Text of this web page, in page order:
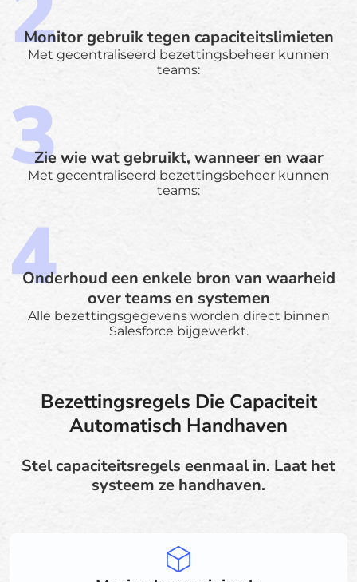
Monitor gebruik tegen capaciteitslimieten
Met gecentraliseerd bezettingsbeheer kunnen
teams:
Zie wie wat gebruikt, wanneer en waar
Met gecentraliseerd bezettingsbeheer kunnen
teams:
Onderhoud een enkele bron van waarheid
over teams en systemen
Alle bezettingsgegevens worden direct binnen
Salesforce bijgewerkt.
Bezettingsregels Die Capaciteit
Automatisch Handhaven
Stel capaciteitsregels eenmaal in. Laat het
systeem ze handhaven.